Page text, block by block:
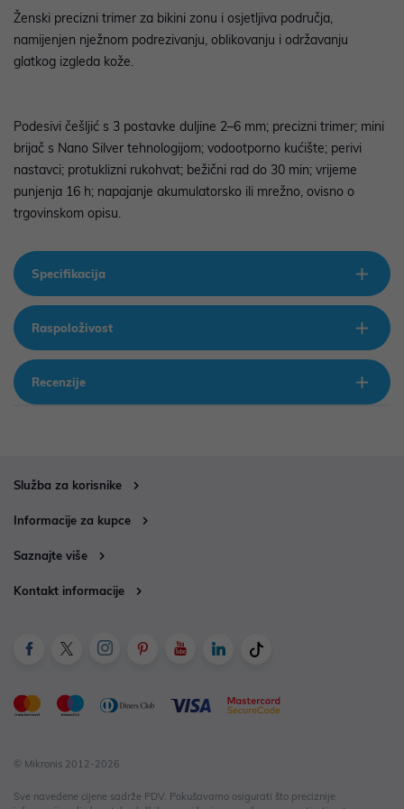
Ženski precizni trimer za bikini zonu i osjetljiva područja,
namijenjen nježnom podrezivanju, oblikovanju i održavanju
glatkog izgleda kože.
Podesivi češljić s 3 postavke duljine 2–6 mm; precizni trimer; mini
brijač s Nano Silver tehnologijom; vodootporno kućište; perivi
nastavci; protuklizni rukohvat; bežični rad do 30 min; vrijeme
punjenja 16 h; napajanje akumulatorsko ili mrežno, ovisno o
trgovinskom opisu.
Specifikacija
Raspoloživost
Recenzije
Služba za korisnike
Informacije za kupce
Saznajte više
Kontakt informacije
© Mikronis 2012-2026
Sve navedene cijene sadrže PDV. Pokušavamo osigurati što preciznije